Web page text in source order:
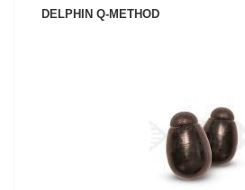
DELPHIN Q-METHOD
VEDI IL PRODOTTO